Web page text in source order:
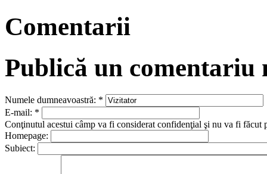
Comentarii
Publică un comentariu
Numele dumneavoastră: *
E-mail: *
Conţinutul acestui câmp va fi considerat confidenţial şi nu va fi făcut
Homepage:
Subiect: